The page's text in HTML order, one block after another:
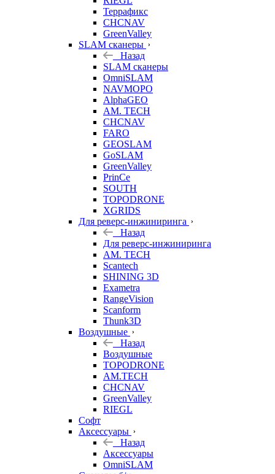
Террафикс
CHCNAV
GreenValley
SLAM сканеры
Назад
SLAM сканеры
OmniSLAM
NAVMOPO
AlphaGEO
AM. TECH
CHCNAV
FARO
GEOSLAM
GoSLAM
GreenValley
PrinCe
SOUTH
TOPODRONE
XGRIDS
Для реверс-инжиниринга
Назад
Для реверс-инжиниринга
AM. TECH
Scantech
SHINING 3D
Exametra
RangeVision
Scanform
Thunk3D
Воздушные
Назад
Воздушные
TOPODRONE
AM.TECH
CHCNAV
GreenValley
RIEGL
Софт
Аксессуары
Назад
Аксессуары
OmniSLAM